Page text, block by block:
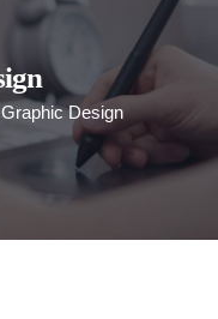
Graphic Design